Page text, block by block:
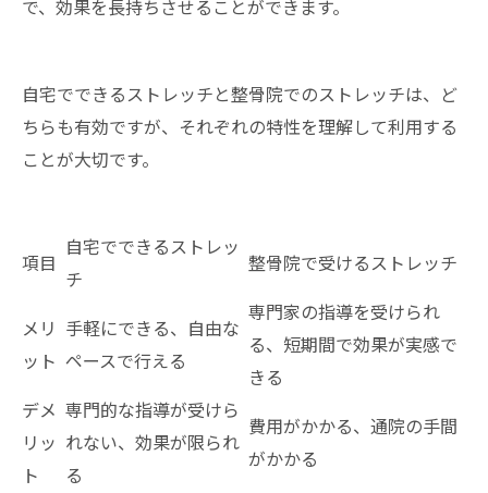
で、効果を長持ちさせることができます。
自宅でできるストレッチと整骨院でのストレッチは、ど
ちらも有効ですが、それぞれの特性を理解して利用する
ことが大切です。
項目
自宅でできるストレッ
チ
整骨院で受けるストレッチ
メリ
ット
手軽にできる、自由な
ペースで行える
専門家の指導を受けられ
る、短期間で効果が実感で
きる
デメ
リッ
ト
専門的な指導が受けら
れない、効果が限られ
る
費用がかかる、通院の手間
がかかる